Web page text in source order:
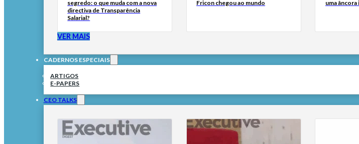
segredo: o que muda com a nova
directiva de Transparência
Salarial?
Fricon chegou ao mundo
uma
VER MAIS
CADERNOS ESPECIAIS
ARTIGOS
E-PAPERS
CEO TALKS